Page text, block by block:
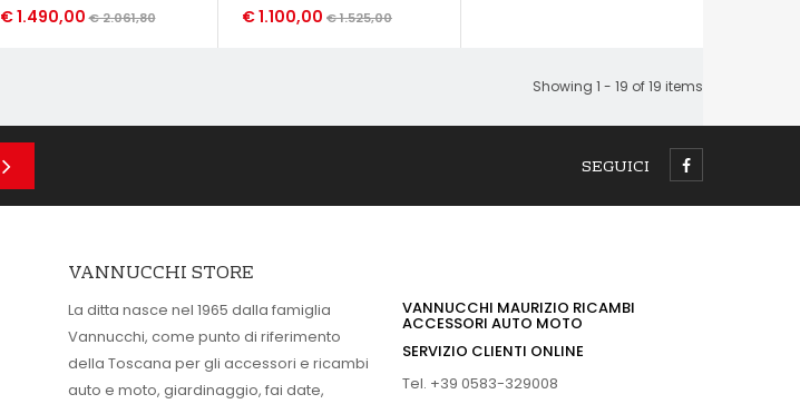
€ 1.490,00€ 2.061,80
€ 1.100,00 € 1.525,00
Showing 1 - 19 of 19 items
SEGUICI
VANNUCCHI STORE
La ditta nasce nel 1965 dalla famiglia
Vannucchi, come punto di riferimento
della Toscana per gli accessori e ricambi
auto e moto, giardinaggio, fai date,
VANNUCCHI MAURIZIO RICAMBI
ACCESSORI AUTO MOTO
SERVIZIO CLIENTI ONLINE
Tel. +39 0583-329008